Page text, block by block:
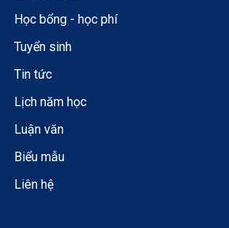
Học bổng - học phí
Tuyển sinh
Tin tức
Lịch năm học
Luận văn
Biểu mẫu
Liên hệ